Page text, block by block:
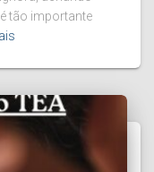
tão importante